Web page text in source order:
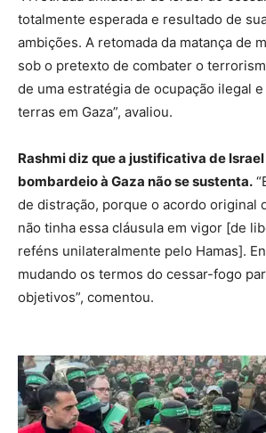
totalmente esperada e resultado de
ambições. A retomada da matança de
sob o pretexto de combater o
de uma estratégia de ocupação ilegal e
terras em Gaza”, avaliou.
Rashmi diz que a justificativa de
bombardeio à Gaza não se sustenta.
de distração, porque o acordo original
não tinha essa cláusula em vigor [de
reféns unilateralmente pelo Hamas].
mudando os termos do cessar-fogo
objetivos”, comentou.